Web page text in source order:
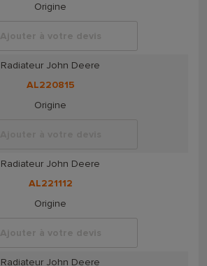
Origine
Ajouter à votre devis
Radiateur John Deere
AL220815
Origine
Radiateur John Deere
AL221112
Origine
Ajouter à votre devis
Radiateur John Deere